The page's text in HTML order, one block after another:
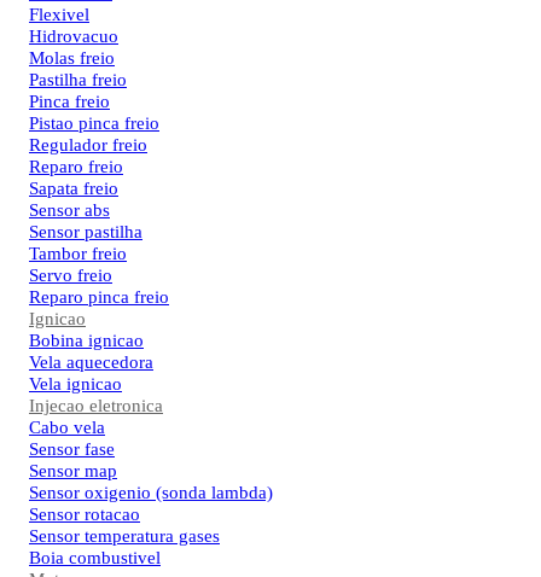
Flexivel
Hidrovacuo
Molas freio
Pastilha freio
Pinca freio
Pistao pinca freio
Regulador freio
Reparo freio
Sapata freio
Sensor abs
Sensor pastilha
Tambor freio
Servo freio
Reparo pinca freio
Ignicao
Bobina ignicao
Vela aquecedora
Vela ignicao
Injecao eletronica
Cabo vela
Sensor fase
Sensor map
Sensor oxigenio (sonda lambda)
Sensor rotacao
Sensor temperatura gases
Boia combustivel